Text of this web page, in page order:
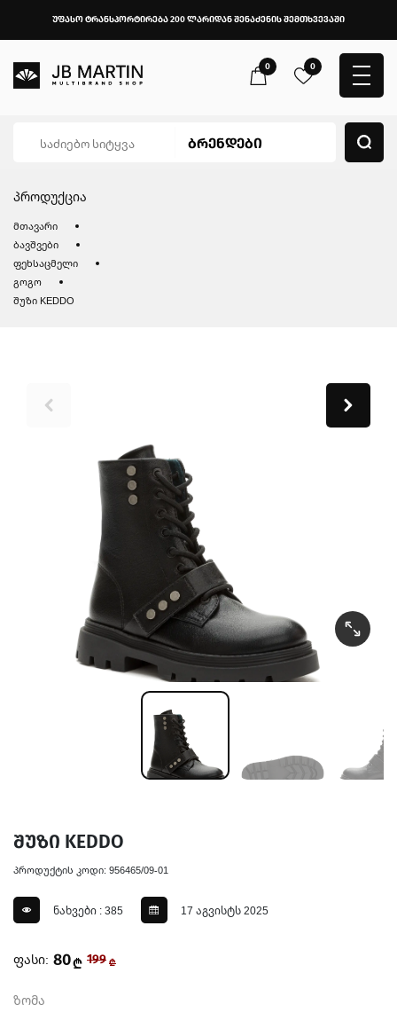
უფასო ტრანსპორტირება 200 ლარიდან შენაძენის შემთხვევაში
0 0
პროდუქცია
მთავარი
ბავშვები
ფეხსაცმელი
გოგო
შუზი KEDDO
შუზი KEDDO
პროდუქტის კოდი: 956465/09-01
ნახვები : 385 17 აგვისტს 2025
ფასი: 80₾ 199 ₾
ზომა